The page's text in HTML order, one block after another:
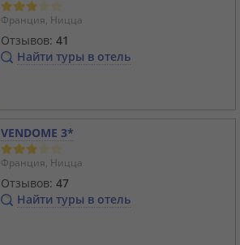
Франция, Ницца
Отзывов: 41
Найти туры в отель
VENDOME 3*
Франция, Ницца
Отзывов: 47
Найти туры в отель